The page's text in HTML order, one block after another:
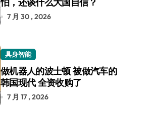
7 月 30 , 2026
具身智能
做机器人的波士顿 被做汽车的
韩国现代 全资收购了
7 月 17 , 2026